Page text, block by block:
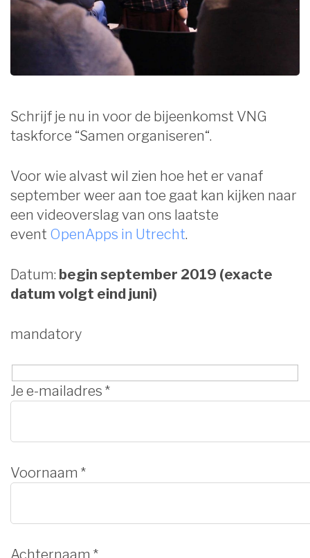
Schrijf je nu in voor de bijeenkomst VNG
taskforce “Samen organiseren“.
Voor wie alvast wil zien hoe het er vanaf
september weer aan toe gaat kan kijken naar
een videoverslag van ons laatste
event OpenApps in Utrecht.
Datum: begin september 2019 (exacte
datum volgt eind juni)
mandatory
Je e-mailadres *
Voornaam *
Achternaam *